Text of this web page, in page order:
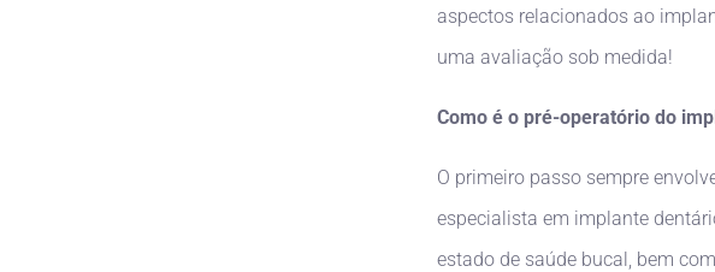
aspectos relacionados ao
uma avaliação sob medida!
Como é o pré-operatório do
O primeiro passo sempre
especialista em implante
estado de saúde bucal, bem